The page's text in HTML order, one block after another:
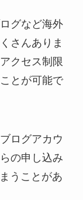
グなど海外
さんありま
クセス制限
とが可能で
ログアカウ
の申し込み
うことがあ